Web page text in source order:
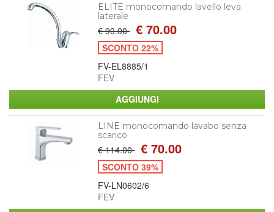
ELITE monocomando lavello leva
laterale
€ 90.00 € 70.00
SCONTO 22%
FV-EL8885/1
FEV
LINE monocomando lavabo senza
scarico
€ 114.00 € 70.00
SCONTO 39%
FV-LN0602/6
FEV